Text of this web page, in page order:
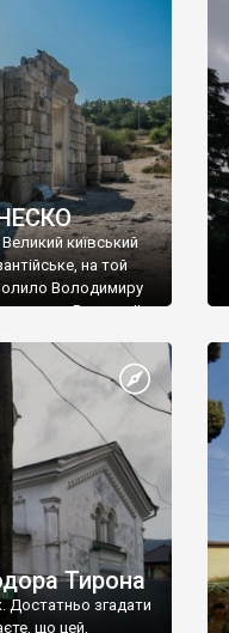
фондів об’єкту
Таврійського».
але експерти та
Великий київський
на той
Володимиру
Василю ІІ,
На честь
Тирона
Достатньо згадати
що цей,